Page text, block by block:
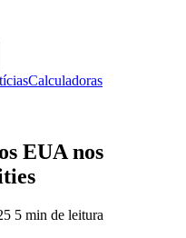
Calculadoras
EUA nos
5 min de leitura